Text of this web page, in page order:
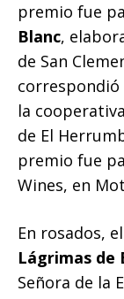
premio fue
Blanc,
de San
correspondió
la
de El
premio fue
Wines, en
En rosados,
Lágrimas de
Señora de la